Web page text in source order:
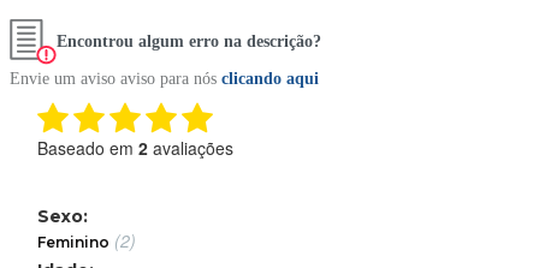
Encontrou algum erro na descrição?
Envie um aviso aviso para nós clicando aqui
Baseado em 2 avaliações
Sexo:
Feminino (2)